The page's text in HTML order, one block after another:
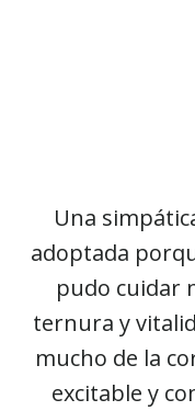
Una
adoptada
pudo cuidar
ternura y
mucho de la
excitable y